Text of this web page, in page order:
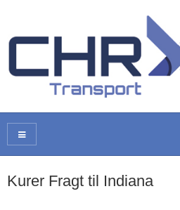
Kurer Fragt til Indiana